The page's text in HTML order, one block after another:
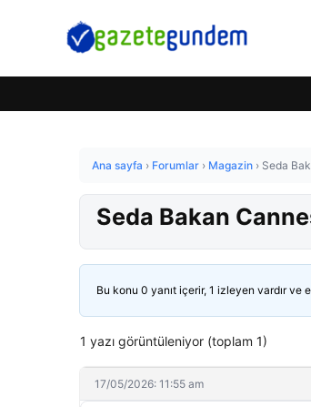
Ana sayfa › Forumlar › Magazin › Seda
Seda Bakan
Bu konu 0 yanıt içerir, 1 izleyen vardır ve
1 yazı görüntüleniyor (toplam 1)
17/05/2026: 11:55 am